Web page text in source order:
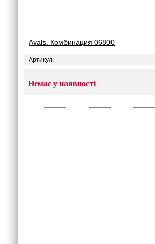
Avals. Комбинация 06800
Артикул:
Немає у наявності